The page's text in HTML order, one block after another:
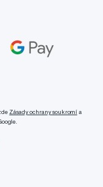
Zásady ochrany soukromí a